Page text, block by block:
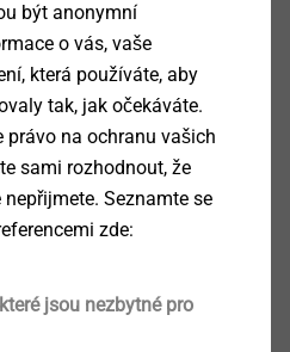
být anonymní
o vás, vaše
která používáte, aby
tak, jak očekáváte.
právo na ochranu vašich
sami rozhodnout, že
Seznamte se
zde:
jsou nezbytné pro